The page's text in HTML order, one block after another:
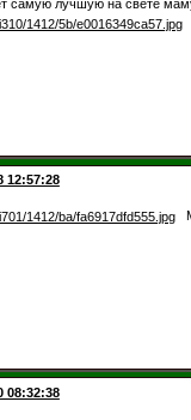
самую лучшую на свете
12:57:28
08:32:38